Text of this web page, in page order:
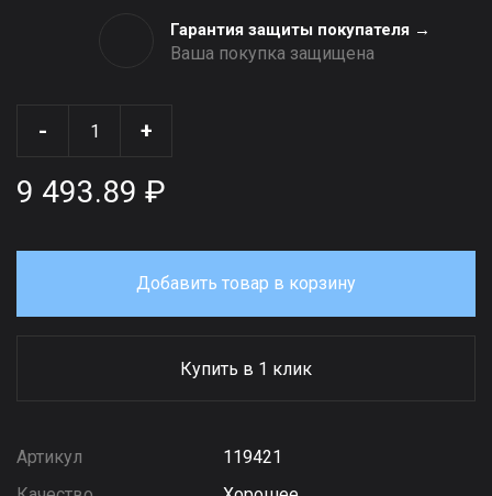
Гарантия защиты покупателя →
Ваша покупка защищена
- +
9 493.89 ₽
Добавить товар в корзину
Купить в 1 клик
Артикул
119421